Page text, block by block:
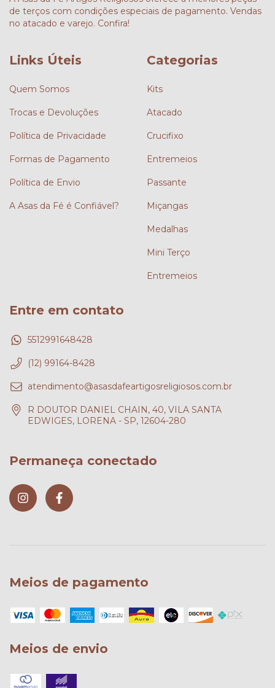
de terços com condições especiais de pagamento. Vendas
no atacado e varejo. Confira!
Links Úteis
Quem Somos
Trocas e Devoluções
Política de Privacidade
Formas de Pagamento
Política de Envio
A Asas da Fé é Confiável?
Categorias
Kits
Atacado
Crucifixo
Entremeios
Passante
Miçangas
Medalhas
Mini Terço
Entremeios
Entre em contato
5512991648428
(12) 99164-8428
atendimento@asasdafeartigosreligiosos.com.br
R DOUTOR DANIEL CHAIN, 40, VILA SANTA
EDWIGES, LORENA - SP, 12604-280
Permaneça conectado
Meios de pagamento
Meios de envio